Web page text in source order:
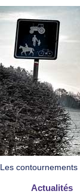
Les
Actualités